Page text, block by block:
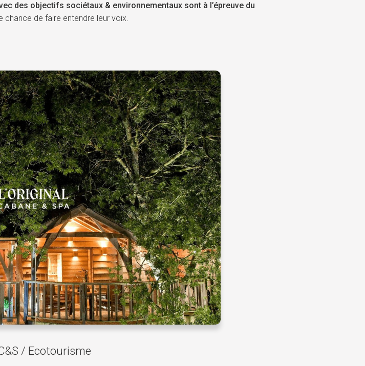
des objectifs sociétaux & environnementaux sont à l’épreuve du
chance de faire entendre leur voix.
/ Ecotourisme